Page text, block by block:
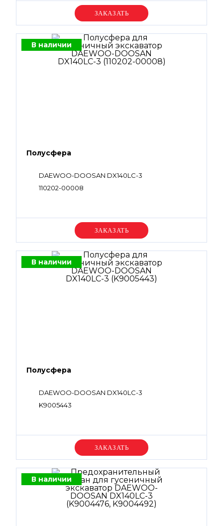
Уточняйте цену
В наличии
Полусфера
DAEWOO-DOOSAN DX140LC-3
110202-00008
Уточняйте цену
В наличии
Полусфера
DAEWOO-DOOSAN DX140LC-3
K9005443
Уточняйте цену
В наличии